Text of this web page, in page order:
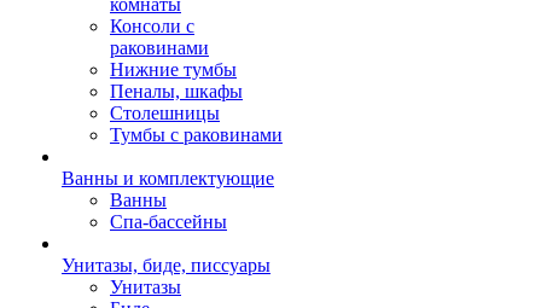
комнаты
Консоли с
раковинами
Нижние тумбы
Пеналы, шкафы
Столешницы
Тумбы с раковинами
Ванны и комплектующие
Ванны
Спа-бассейны
Унитазы, биде, писсуары
Унитазы